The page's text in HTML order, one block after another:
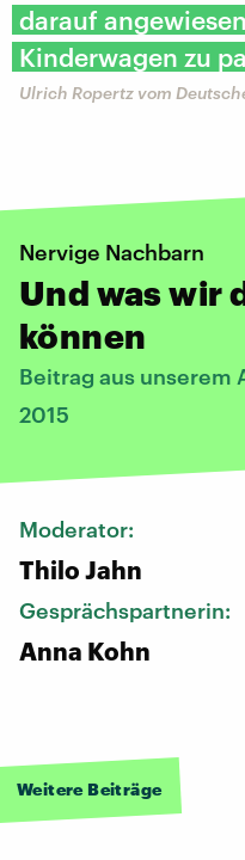
darauf
Kinderwagen zu
Ulrich Ropertz vom
Nervige Nachbarn
Und was wir
können
Beitrag aus unserem
2015
Moderator:
Thilo Jahn
Gesprächspartnerin:
Anna Kohn
Weitere Beiträge